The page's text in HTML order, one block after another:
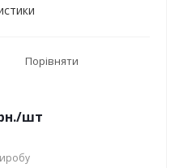
Порівняти
/шт